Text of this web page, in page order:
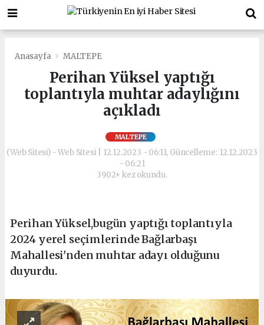
Anasayfa MALTEPE
Perihan Yüksel yaptığı
toplantıyla muhtar adaylığını
açıkladı
MALTEPE
(Web Sitesi) - Web Sitesi | 12.12.2023 - 06:11, Güncelleme: 12.12.2023
- 06:21
3902+ kez okundu.
Perihan Yüksel,bugün yaptığı toplantıyla
2024 yerel seçimlerinde Bağlarbaşı
Mahallesi'nden muhtar adayı olduğunu
duyurdu.